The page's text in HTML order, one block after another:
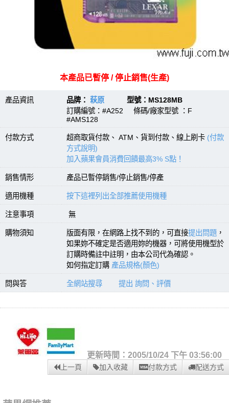
本產品已暫停 / 停止銷售(生產)
產品資訊 品牌： 萩原 型號：MS128MB
訂購編號：#A252 條碼/廠家型號 ：F
#AMS128
付款方式 超商取貨付款、 ATM、貨到付款、線上刷卡 (付款
方式說明)
加入蘋果會員消費回饋最高3% S點！
銷售情形 產品已暫停銷售/停止銷售/停產
適用機種 按下這裡列出全部推薦使用機種
注意事項 無
購物須知 版面有限，在網路上找不到的，可直接提出問題 ，
如果妳不確定是否適用妳的機器，可將使用機型於
訂購時備註中註明，由本公司代為確認。
如何指定訂購 產品規格(顏色)
問與答 全網站搜尋 提出 詢問、評價
更新時間：2005/10/24 下午 03:56:00
上一頁 加入收藏 付款方式 配送方式